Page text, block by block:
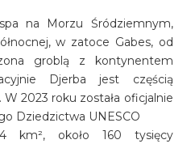
na Morzu Śródziemnym,
w zatoce Gabes, od
groblą z kontynentem
Djerba jest częścią
2023 roku została oficjalnie
Dziedzictwa UNESCO
km², około 160 tysięcy